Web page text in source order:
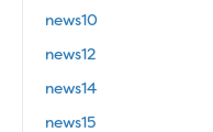
news10
news12
news14
news15